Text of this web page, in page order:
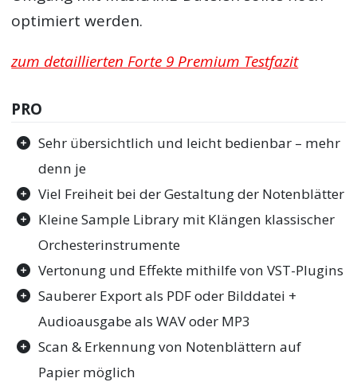
optimiert werden.
zum detaillierten Forte 9 Premium Testfazit
PRO
Sehr übersichtlich und leicht bedienbar – mehr
denn je
Viel Freiheit bei der Gestaltung der Notenblätter
Kleine Sample Library mit Klängen klassischer
Orchesterinstrumente
Vertonung und Effekte mithilfe von VST-Plugins
Sauberer Export als PDF oder Bilddatei +
Audioausgabe als WAV oder MP3
Scan & Erkennung von Notenblättern auf
Papier möglich